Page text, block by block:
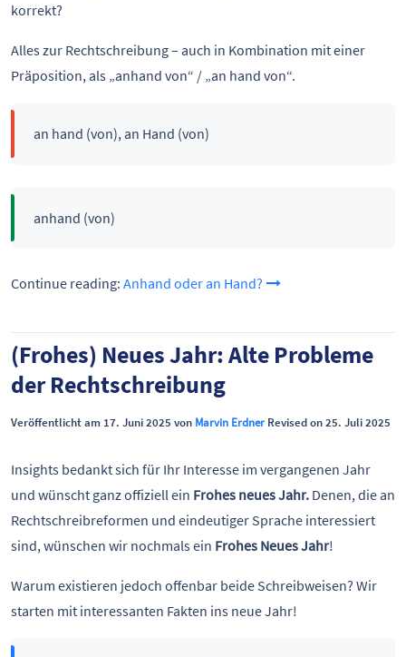
korrekt?
Alles zur Rechtschreibung – auch in Kombination mit einer
Präposition, als „anhand von“ / „an hand von“.
an hand (von), an Hand (von)
anhand (von)
Continue reading: Anhand oder an Hand?
(Frohes) Neues Jahr: Alte Probleme
der Rechtschreibung
Veröffentlicht am 17. Juni 2025 von Marvin Erdner Revised on 25. Juli 2025
Insights bedankt sich für Ihr Interesse im vergangenen Jahr
und wünscht ganz offiziell ein Frohes neues Jahr. Denen, die an
Rechtschreibreformen und eindeutiger Sprache interessiert
sind, wünschen wir nochmals ein Frohes Neues Jahr!
Warum existieren jedoch offenbar beide Schreibweisen? Wir
starten mit interessanten Fakten ins neue Jahr!